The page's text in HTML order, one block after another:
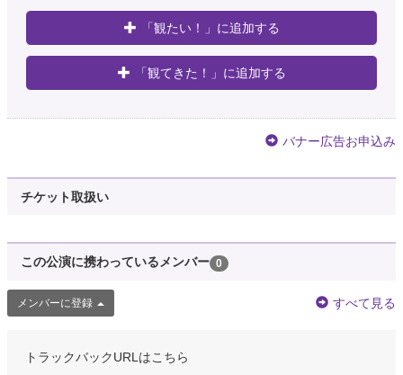
「観たい！」に追加する
「観てきた！」に追加する
バナー広告お申込み
チケット取扱い
この公演に携わっているメンバー 0
メンバーに登録 すべて見る
トラックバックURLはこちら